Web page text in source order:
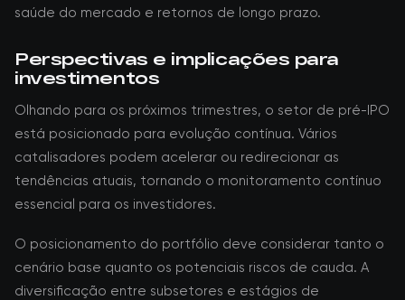
saúde do mercado e retornos de longo prazo.
Perspectivas e implicações para
investimentos
Olhando para os próximos trimestres, o setor de pré-IPO
está posicionado para evolução contínua. Vários
catalisadores podem acelerar ou redirecionar as
tendências atuais, tornando o monitoramento contínuo
essencial para os investidores.
O posicionamento do portfólio deve considerar tanto o
cenário base quanto os potenciais riscos de cauda. A
diversificação entre subsetores e estágios de